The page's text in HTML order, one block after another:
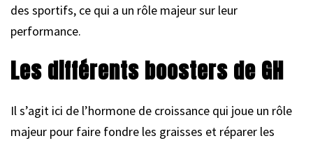
des sportifs, ce qui a un rôle majeur sur leur
performance.
Les différents boosters de GH
Il s’agit ici de l’hormone de croissance qui joue un rôle
majeur pour faire fondre les graisses et réparer les